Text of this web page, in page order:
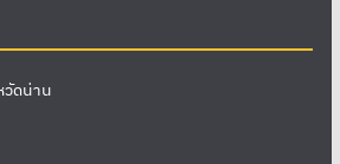
วัดน่าน